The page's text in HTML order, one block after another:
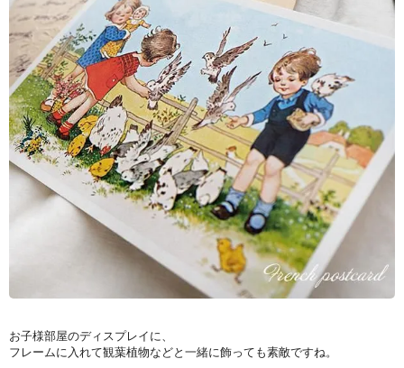
お子様部屋のディスプレイに、
フレームに入れて観葉植物などと一緒に飾っても素敵ですね。